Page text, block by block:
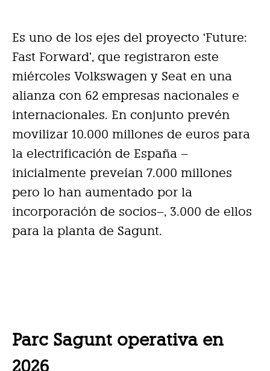
Es uno de los ejes del proyecto ‘Future:
Fast Forward’, que registraron este
miércoles Volkswagen y Seat en una
alianza con 62 empresas nacionales e
internacionales. En conjunto prevén
movilizar 10.000 millones de euros para
la electrificación de España –
inicialmente preveían 7.000 millones
pero lo han aumentado por la
incorporación de socios–, 3.000 de ellos
para la planta de Sagunt.
Parc Sagunt operativa en
2026